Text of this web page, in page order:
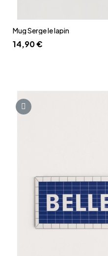
Mug Serge le lapin
14,90 €